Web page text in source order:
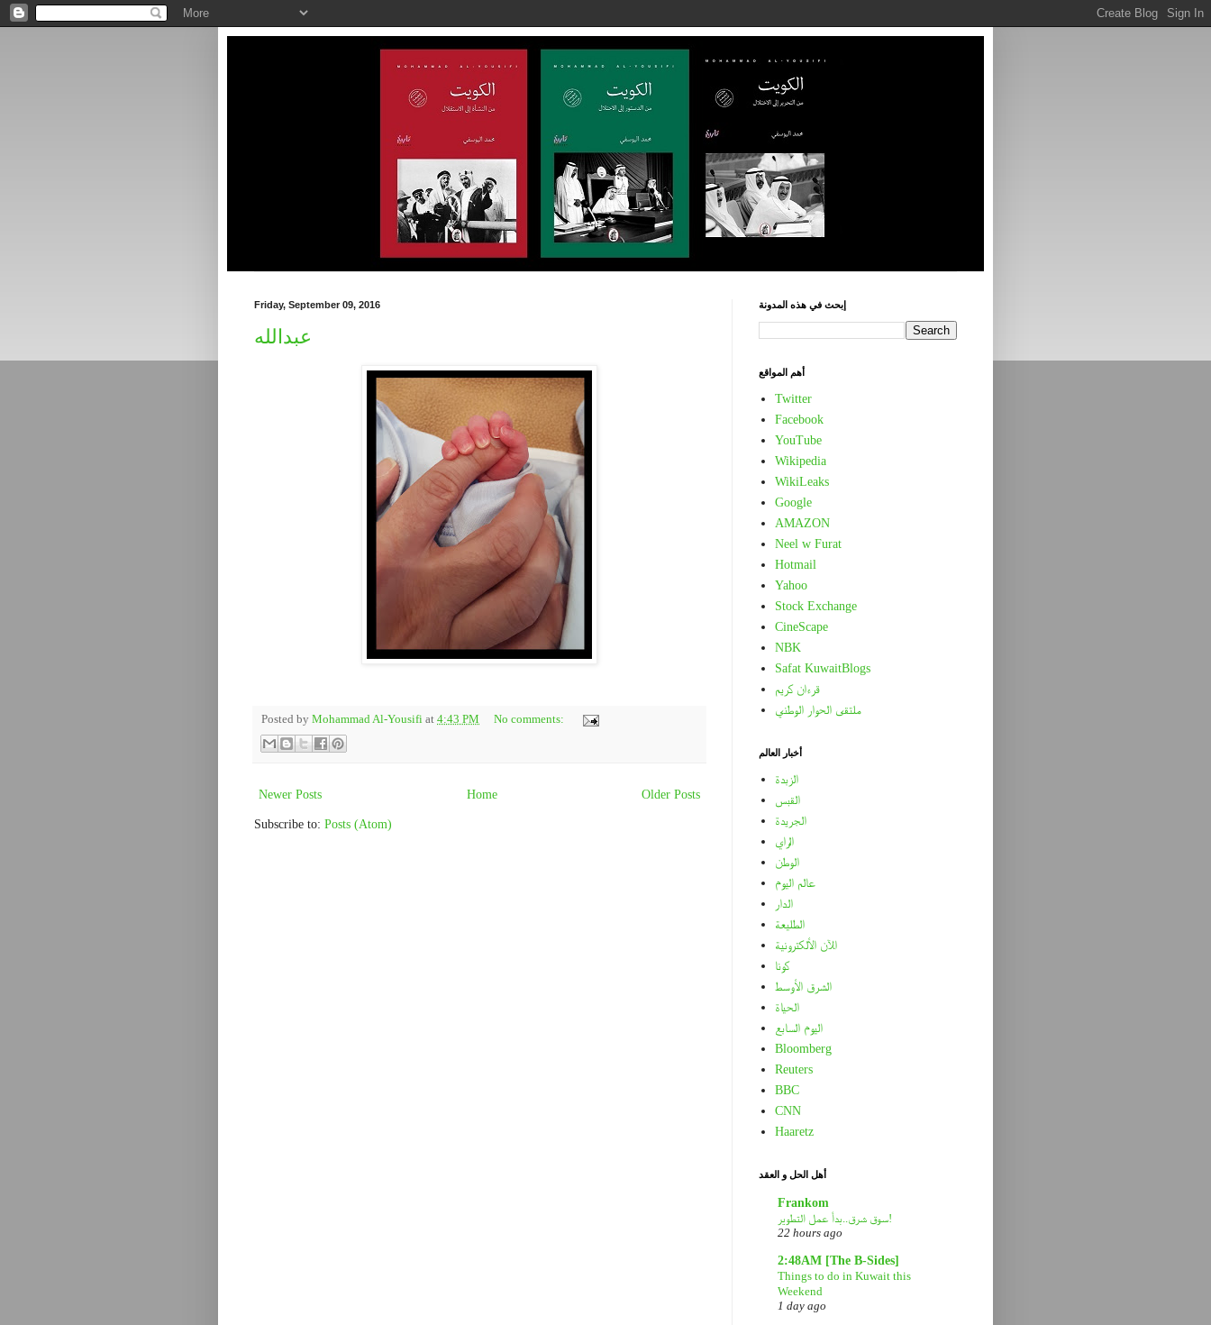
Friday, September 09, 2016
عبدالله
Posted by Mohammad Al-Yousifi at 4:43 PM No comments:
Newer Posts Older Posts
Home
Subscribe to: Posts (Atom)
إبحث في هذه المدونة
أهم المواقع
Twitter
Facebook
YouTube
Wikipedia
WikiLeaks
Google
AMAZON
Neel w Furat
Hotmail
Yahoo
Stock Exchange
CineScape
NBK
Safat KuwaitBlogs
قرءان كريم
ملتقى الحوار الوطني
أخبار العالم
الزبدة
القبس
الجريدة
الراي
الوطن
عالم اليوم
الدار
الطليعة
الآن الألكترونية
كونا
الشرق الأوسط
الحياة
اليوم السابع
Bloomberg
Reuters
BBC
CNN
Haaretz
أهل الحل و العقد
Frankom
سوق شرق..بدأ عمل التطوير!
22 hours ago
2:48AM [The B-Sides]
Things to do in Kuwait this
Weekend
1 day ago